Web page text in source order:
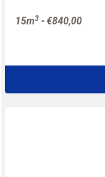
15m3 -€840,00